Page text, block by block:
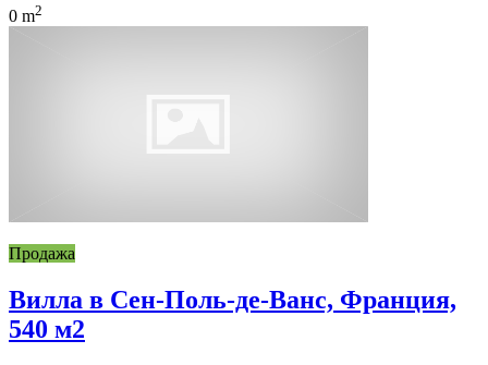
0 m2
Продажа
Вилла в Сен-Поль-де-Ванс, Франция,
540 м2